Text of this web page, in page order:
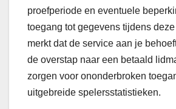
proefperiode en eventuele
toegang tot gegevens tijdens
merkt dat de service aan je
de overstap naar een betaald
zorgen voor ononderbroken
uitgebreide spelersstatistieken.